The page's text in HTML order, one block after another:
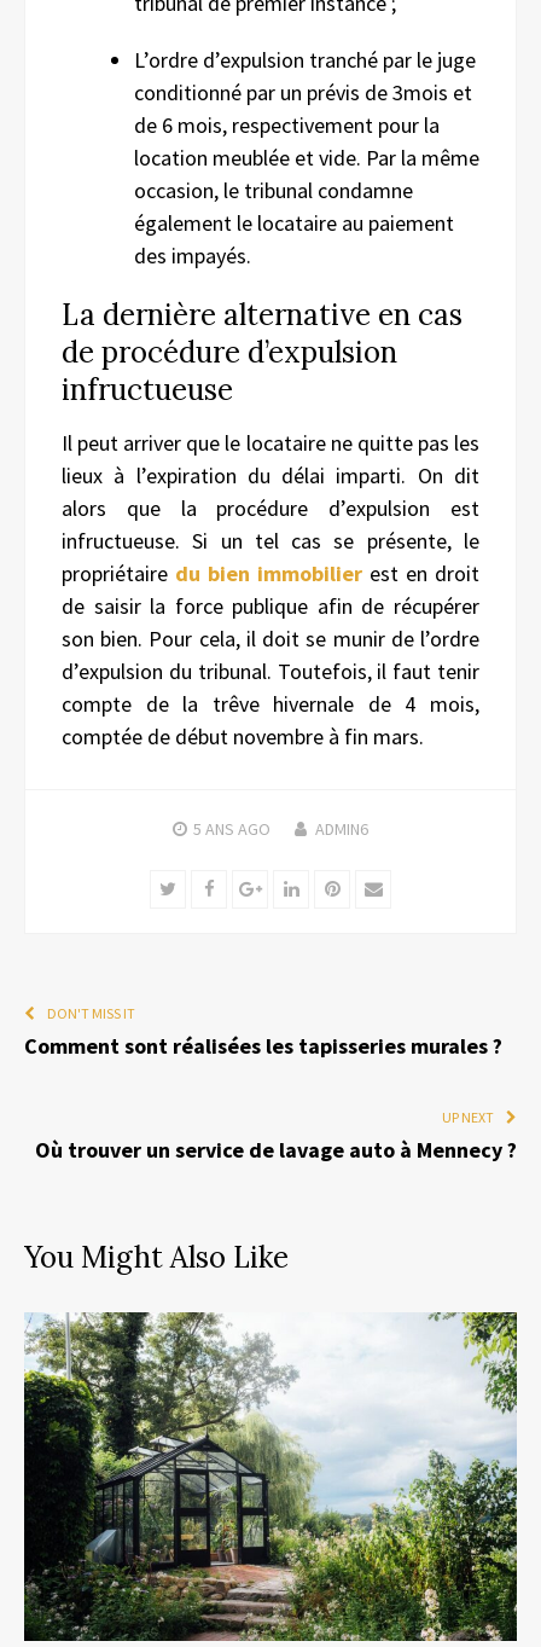
L’ordre d’expulsion tranché par le juge
conditionné par un prévis de 3mois et
de 6 mois, respectivement pour la
location meublée et vide. Par la même
occasion, le tribunal condamne
également le locataire au paiement
des impayés.
La dernière alternative en cas
de procédure d’expulsion
infructueuse
Il peut arriver que le locataire ne quitte pas les
lieux à l’expiration du délai imparti. On dit
alors que la procédure d’expulsion est
infructueuse. Si un tel cas se présente, le
propriétaire du bien immobilier est en droit
de saisir la force publique afin de récupérer
son bien. Pour cela, il doit se munir de l’ordre
d’expulsion du tribunal. Toutefois, il faut tenir
compte de la trêve hivernale de 4 mois,
comptée de début novembre à fin mars.
5 ANS AGO ADMIN6
TwitterFacebookGoogle+LinkedInPinterest
Email
DON'T MISS IT
Comment sont réalisées les tapisseries murales ?
UP NEXT
Où trouver un service de lavage auto à Mennecy ?
You Might Also Like